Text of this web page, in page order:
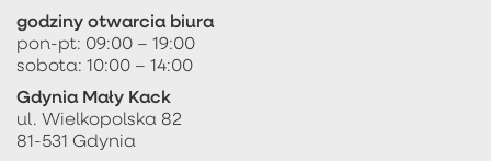
godziny otwarcia biura
pon-pt: 09:00 – 19:00
sobota: 10:00 – 14:00
Gdynia Mały Kack
ul. Wielkopolska 82
81-531 Gdynia